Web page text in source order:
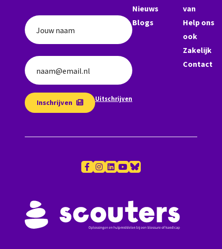
Jouw naam
naam@email.nl
Inschrijven Uitschrijven
Nieuws
Blogs
van
Help ons
ook
Zakelijk
Contact